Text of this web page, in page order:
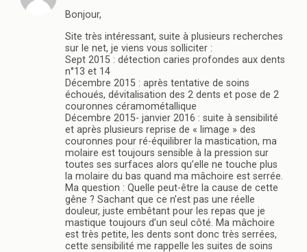
Bonjour,
Site très intéressant, suite à plusieurs recherches
sur le net, je viens vous solliciter :
Sept 2015 : détection caries profondes aux dents
n°13 et 14
Décembre 2015 : après tentative de soins
échoués, dévitalisation des 2 dents et pose de 2
couronnes céramométallique
Décembre 2015- janvier 2016 : suite à sensibilité
et après plusieurs reprise de « limage » des
couronnes pour ré-équilibrer la mastication, ma
molaire est toujours sensible à la pression sur
toutes ses surfaces alors qu’elle ne touche plus
la molaire du bas quand ma mâchoire est serrée.
Ma question : Quelle peut-être la cause de cette
gêne ? Sachant que ce n’est pas une réelle
douleur, juste embêtant pour les repas que je
mastique toujours d’un seul côté. Ma mâchoire
est très petite, les dents sont donc très serrées,
cette sensibilité me rappelle les suites de soins